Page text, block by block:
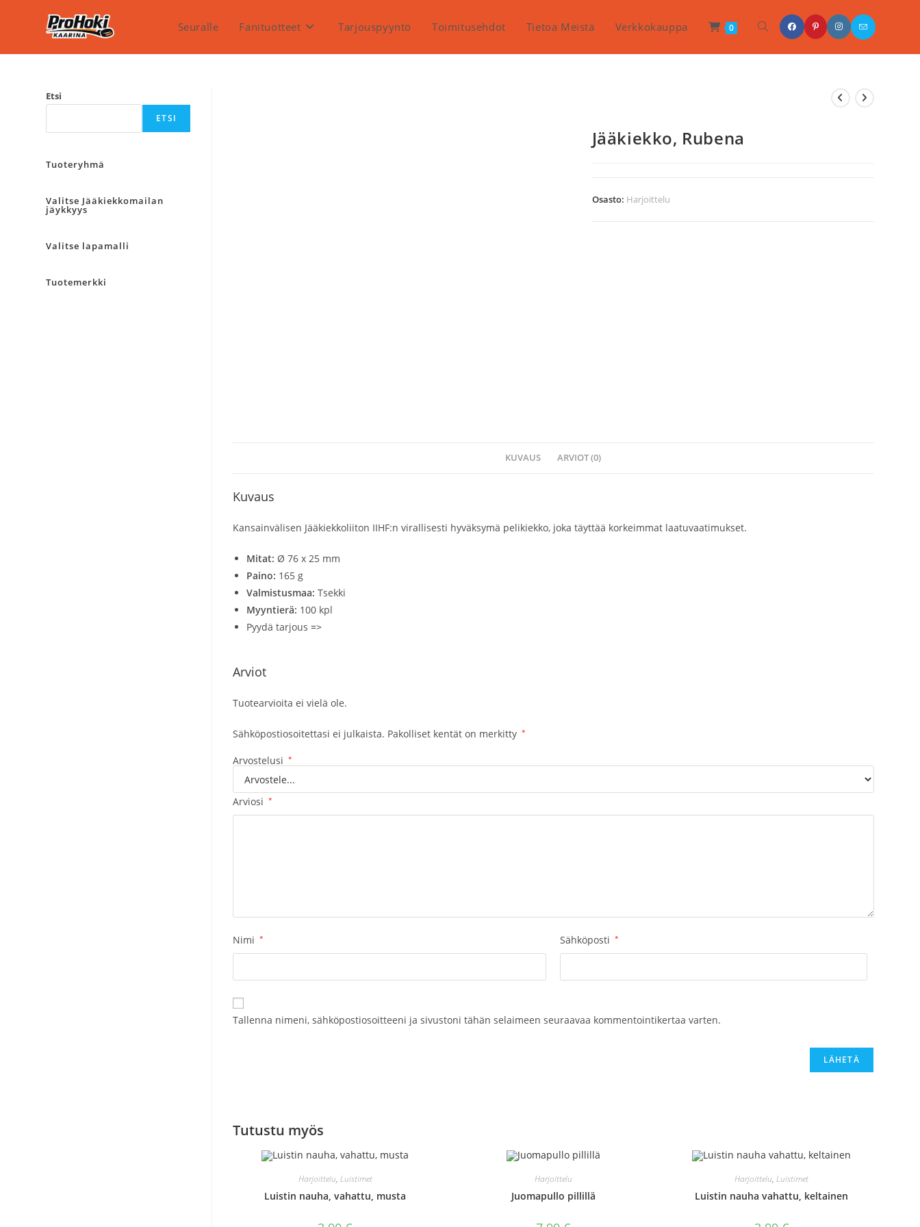
Seuralle Fanituotteet Tarjouspyyntö Toimitusehdot Tietoa Meistä Verkkokauppa 0 Toggle
Jääkiekko, Rubena
Osasto: Harjoittelu
KUVAUS ARVIOT (0)
Kuvaus
Kansainvälisen Jääkiekkoliiton IIHF:n virallisesti hyväksymä pelikiekko, joka täyttää korkeimmat laatuvaatimukset.
Mitat: Ø 76 x 25 mm
Paino: 165 g
Valmistusmaa:Tsekki
Myyntierä: 100 kpl
Pyydä tarjous=>
Arviot
Tuotearvioita ei vielä ole.
Sähköpostiosoitettasi ei julkaista. Pakolliset kentät on merkitty *
Arvostelusi *
Arviosi *
Nimi * Sähköposti *
Tallenna nimeni, sähköpostiosoitteeni ja sivustoni tähän selaimeen seuraavaa kommentointikertaa varten.
Tutustu myös
Harjoittelu, Luistimet
Luistin nauha, vahattu, musta
Harjoittelu
Juomapullo pillillä
Harjoittelu,Luistimet
Luistin nauha vahattu, keltainen
Etsi
ETSI
Tuoteryhmä
Valitse Jääkiekkomailan
jäykkyys
Valitse lapamalli
Tuotemerkki